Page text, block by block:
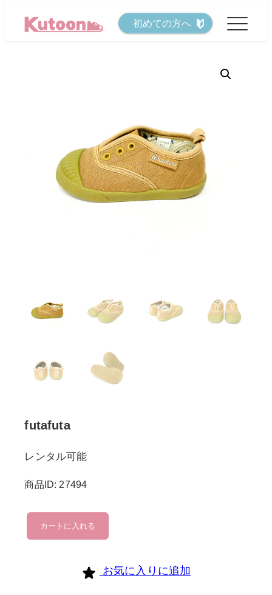
初めての方へ
futafuta
レンタル可能
商品ID: 27494
futafuta
個
カートに入れる
お気に入りに追加